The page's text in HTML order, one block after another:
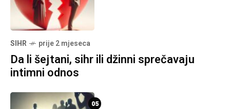
SIHR prije 2 mjeseca
Da li šejtani, sihr ili džinni sprečavaju
intimni odnos
05